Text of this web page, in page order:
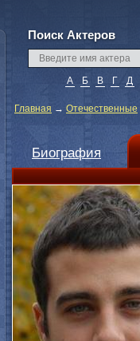
Поиск Актеров
А Б В Г Д
Главная → Отечественные
Биография